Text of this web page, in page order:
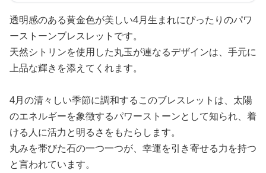
透明感のある黄金色が美しい4月生まれにぴったりのパワ
ーストーンブレスレットです。
天然シトリンを使用した丸玉が連なるデザインは、手元に
上品な輝きを添えてくれます。
4月の清々しい季節に調和するこのブレスレットは、太陽
のエネルギーを象徴するパワーストーンとして知られ、着
ける人に活力と明るさをもたらします。
丸みを帯びた石の一つ一つが、幸運を引き寄せる力を持つ
と言われています。